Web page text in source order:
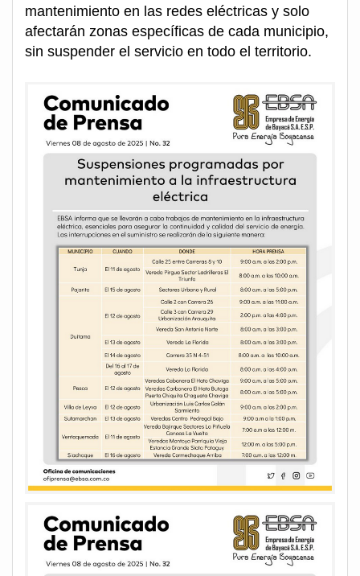
mantenimiento en las redes eléctricas y solo
afectarán zonas específicas de cada municipio,
sin suspender el servicio en todo el territorio.